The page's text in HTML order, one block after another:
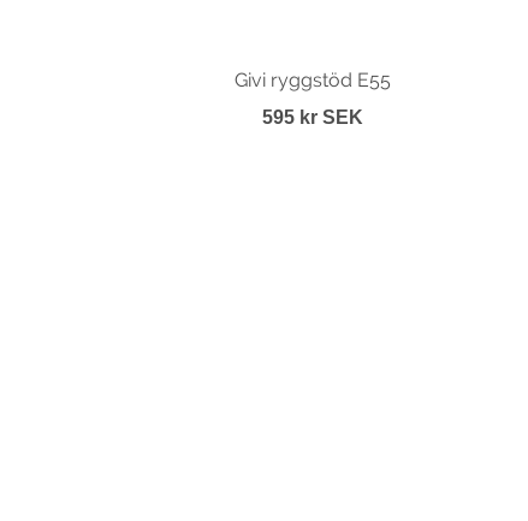
Givi ryggstöd E55
595 kr SEK